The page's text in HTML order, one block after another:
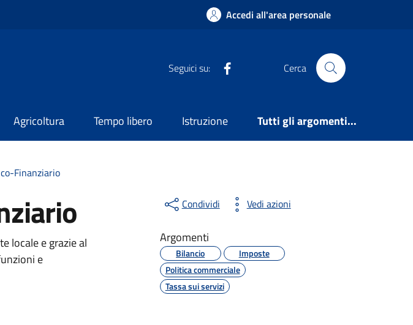
Accedi all'area personale
Seguici su: Cerca
Agricoltura Tempo libero Istruzione Tutti gli argomenti...
Finanziario
locale e grazie al
e
Condividi Vedi azioni
Argomenti
Bilancio
Imposte
Politica commerciale
Tassa sui servizi